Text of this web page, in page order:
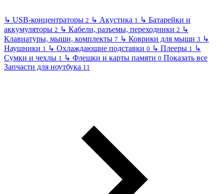
↳ USB-концентраторы 2 ↳ Акустика 1 ↳ Батарейки и
аккумуляторы 2 ↳ Кабели, разъемы, переходники 2 ↳
Клавиатуры, мыши, комплекты 7 ↳ Коврики для мыши 3 ↳
Наушники 1 ↳ Охлаждающие подставки 0 ↳ Плееры 1 ↳
Сумки и чехлы 1 ↳ Флешки и карты памяти 0 Показать все
Запчасти для ноутбука 11